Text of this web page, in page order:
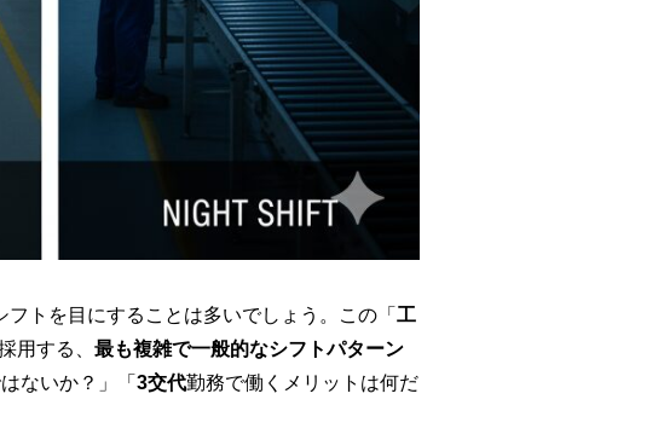
フトを目にすることは多いでしょう。この「 工
用する、 最も複雑で一般的なシフトパターン
ないか？」「 3交代勤務で働くメリットは何だ